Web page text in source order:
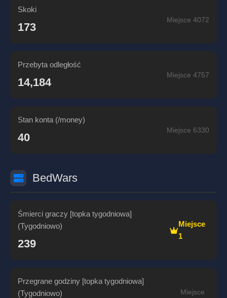
Skoki
173
Miejsce 4072
Przebyta odległość
14,184
Miejsce 4757
Stan konta (/money)
40
Miejsce 6330
BedWars
Śmierci graczy [topka tygodniowa]
(Tygodniowo)
239
Miejsce
1
Przegrane godziny [topka tygodniowa]
(Tygodniowo)
Miejsce